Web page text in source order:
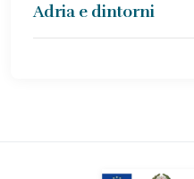
Adria e dintorni